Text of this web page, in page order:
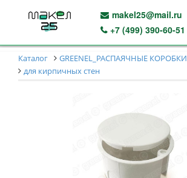
makel25@mail.ru
+7 (499) 390-60-51
Каталог
GREENEL_РАСПАЯЧНЫЕ КОРОБКИ
для кирпичных стен